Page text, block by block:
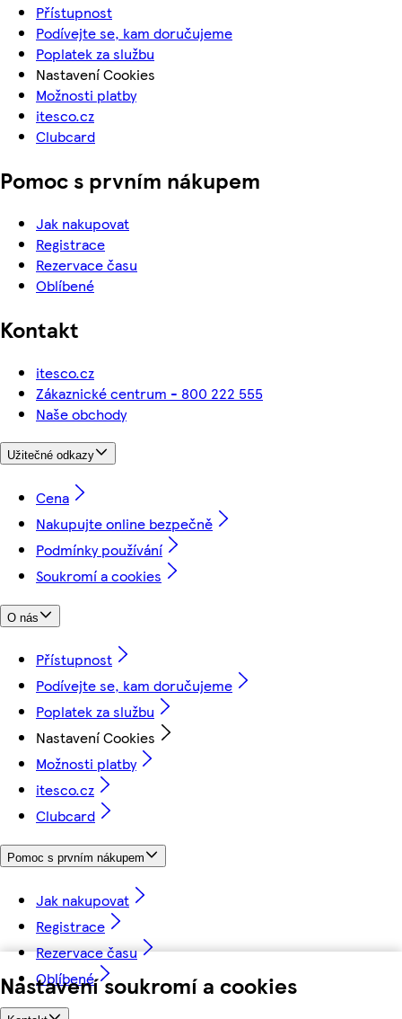
Nastavení soukromí a cookies
Přístupnost
Podívejte se, kam doručujeme
Poplatek za službu
Nastavení Cookies
Možnosti platby
itesco.cz
Clubcard
Pomoc s prvním nákupem
Jak nakupovat
Registrace
Rezervace času
Oblíbené
Kontakt
itesco.cz
Zákaznické centrum - 800 222 555
Naše obchody
Užitečné odkazy
Cena
Nakupujte online bezpečně
Podmínky používání
Soukromí a cookies
O nás
Přístupnost
Podívejte se, kam doručujeme
Poplatek za službu
Nastavení Cookies
Možnosti platby
itesco.cz
Clubcard
Pomoc s prvním nákupem
Jak nakupovat
Registrace
Rezervace času
Oblíbené